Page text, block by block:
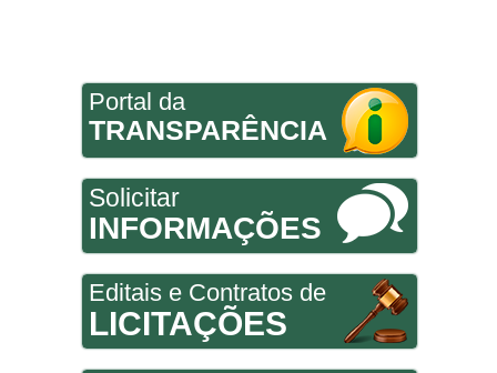
Portal da
TRANSPARÊNCIA
Solicitar
INFORMAÇÕES
Editais e Contratos de
LICITAÇÕES